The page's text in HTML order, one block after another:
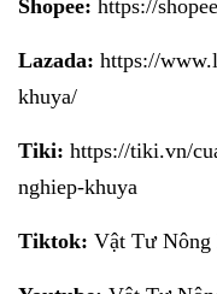
Shopee: https://
Lazada: https://
khuya/
Tiki: https://tiki.vn/
nghiep-khuya
Tiktok: Vật Tư Nông